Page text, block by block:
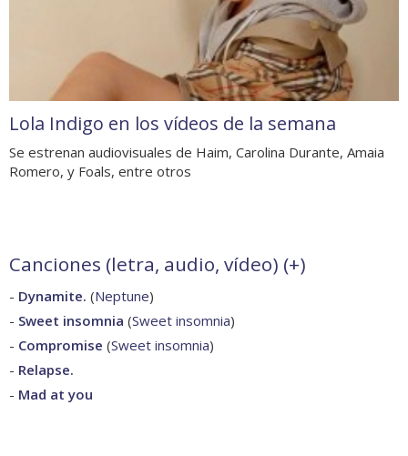
Lola Indigo en los vídeos de la semana
Se estrenan audiovisuales de Haim, Carolina Durante, Amaia
Romero, y Foals, entre otros
Canciones (letra, audio, vídeo) (+)
- Dynamite. (Neptune)
- Sweet insomnia (Sweet insomnia)
- Compromise (Sweet insomnia)
- Relapse.
- Mad at you